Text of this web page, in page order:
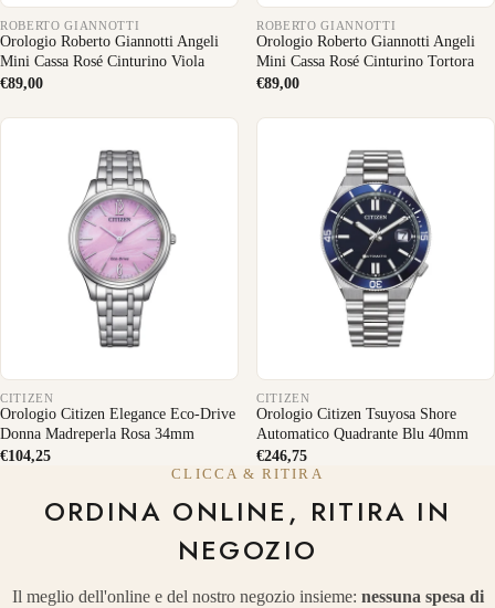
ROBERTO GIANNOTTI
Orologio Roberto Giannotti Angeli
Mini Cassa Rosé Cinturino Viola
€89,00
ROBERTO GIANNOTTI
Orologio Roberto Giannotti Angeli
Mini Cassa Rosé Cinturino Tortora
€89,00
CITIZEN
Orologio Citizen Elegance Eco-Drive
Donna Madreperla Rosa 34mm
€104,25
CITIZEN
Orologio Citizen Tsuyosa Shore
Automatico Quadrante Blu 40mm
€246,75
CLICCA & RITIRA
ORDINA ONLINE, RITIRA IN
NEGOZIO
Il meglio dell'online e del nostro negozio insieme: nessuna spesa di